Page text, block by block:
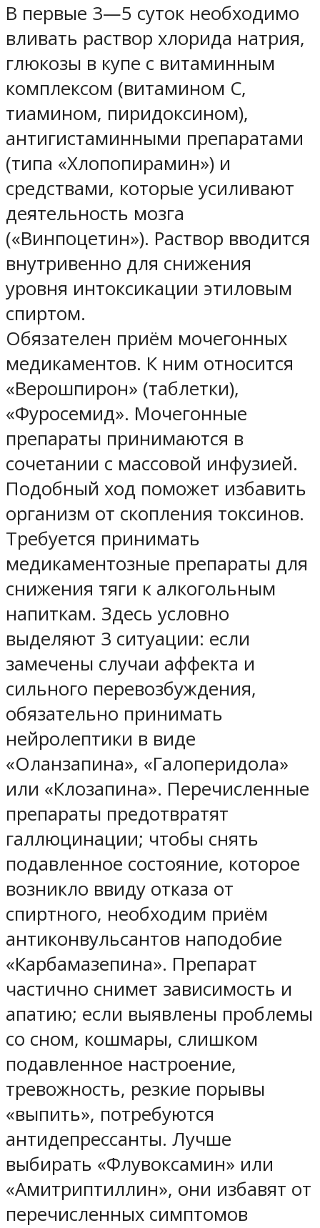
В первые 3—5 суток необходимо
вливать раствор хлорида натрия,
глюкозы в купе с витаминным
комплексом (витамином С,
тиамином, пиридоксином),
антигистаминными препаратами
(типа «Хлопопирамин») и
средствами, которые усиливают
деятельность мозга
(«Винпоцетин»). Раствор вводится
внутривенно для снижения
уровня интоксикации этиловым
спиртом.
Обязателен приём мочегонных
медикаментов. К ним относится
«Верошпирон» (таблетки),
«Фуросемид». Мочегонные
препараты принимаются в
сочетании с массовой инфузией.
Подобный ход поможет избавить
организм от скопления токсинов.
Требуется принимать
медикаментозные препараты для
снижения тяги к алкогольным
напиткам. Здесь условно
выделяют 3 ситуации: если
замечены случаи аффекта и
сильного перевозбуждения,
обязательно принимать
нейролептики в виде
«Оланзапина», «Галоперидола»
или «Клозапина». Перечисленные
препараты предотвратят
галлюцинации; чтобы снять
подавленное состояние, которое
возникло ввиду отказа от
спиртного, необходим приём
антиконвульсантов наподобие
«Карбамазепина». Препарат
частично снимет зависимость и
апатию; если выявлены проблемы
со сном, кошмары, слишком
подавленное настроение,
тревожность, резкие порывы
«выпить», потребуются
антидепрессанты. Лучше
выбирать «Флувоксамин» или
«Амитриптиллин», они избавят от
перечисленных симптомов